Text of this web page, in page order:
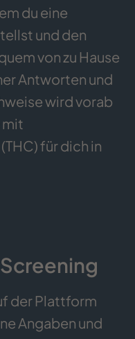
du eine
und den
von zu Hause
Antworten und
wird vorab
mit
für dich in
der Plattform
Angaben und